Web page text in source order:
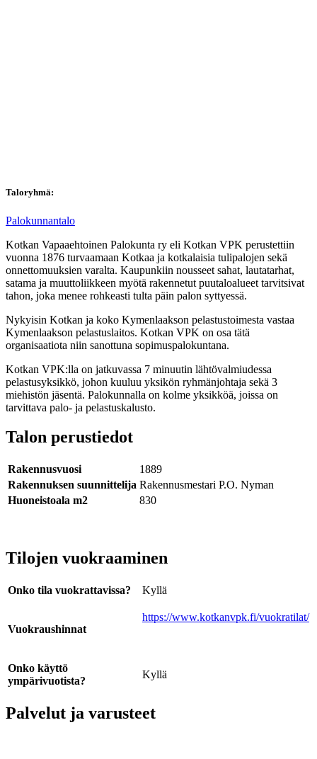
Taloryhmä:
Palokunnantalo
Kotkan Vapaaehtoinen Palokunta ry eli Kotkan VPK perustettiin
vuonna 1876 turvaamaan Kotkaa ja kotkalaisia tulipalojen sekä
onnettomuuksien varalta. Kaupunkiin nousseet sahat, lautatarhat,
satama ja muuttoliikkeen myötä rakennetut puutaloalueet tarvitsivat
tahon, joka menee rohkeasti tulta päin palon syttyessä.
Nykyisin Kotkan ja koko Kymenlaakson pelastustoimesta vastaa
Kymenlaakson pelastuslaitos. Kotkan VPK on osa tätä
organisaatiota niin sanottuna sopimuspalokuntana.
Kotkan VPK:lla on jatkuvassa 7 minuutin lähtövalmiudessa
pelastusyksikkö, johon kuuluu yksikön ryhmänjohtaja sekä 3
miehistön jäsentä. Palokunnalla on kolme yksikköä, joissa on
tarvittava palo- ja pelastuskalusto.
Talon perustiedot
Rakennusvuosi
1889
Rakennuksen suunnittelija Rakennusmestari P.O. Nyman
Huoneistoala m2
830
Tilojen vuokraaminen
Onko tila vuokrattavissa? Kyllä
Vuokraushinnat
https://www.kotkanvpk.fi/vuokratilat/
Onko käyttö
ympärivuotista?
Kyllä
Palvelut ja varusteet